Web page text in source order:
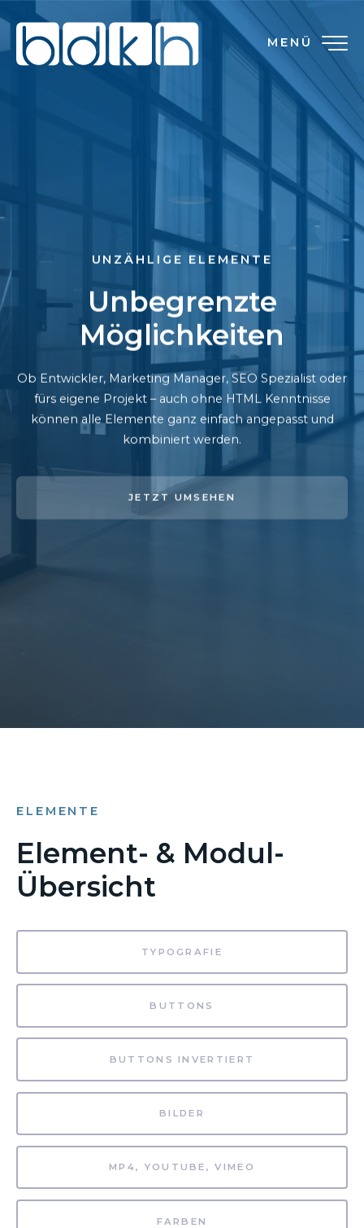
MENÜ
UNZÄHLIGE ELEMENTE
Unbegrenzte
Möglichkeiten
Ob Entwickler, Marketing Manager, SEO Spezialist oder
fürs eigene Projekt – auch ohne HTML Kenntnisse
können alle Elemente ganz einfach angepasst und
kombiniert werden.
JETZT UMSEHEN
ELEMENTE
Element- & Modul-
Übersicht
TYPOGRAFIE
BUTTONS
BUTTONS INVERTIERT
BILDER
MP4, YOUTUBE, VIMEO
FARBEN